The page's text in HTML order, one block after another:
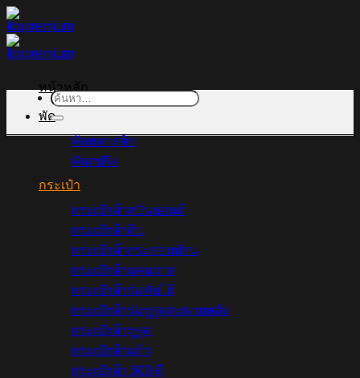
ข้าม
ไป
ยัง
หน้าหลัก
พัด
พัดพลาสติก
พัดสปริง
กระเป๋า
กระเป๋าผ้าสปันบอนด์
กระเป๋าผ้าดิบ
กระเป๋าผ้ากระสอบป่าน
กระเป๋าผ้าแคนวาส
กระเป๋าผ้าร่มพับได้
กระเป๋าผ้าร่มหูรูดสะพายหลัง
กระเป๋าผ้าหูรูด
กระเป๋าผ้าแก้ว
กระเป๋าผ้า 600 ดี